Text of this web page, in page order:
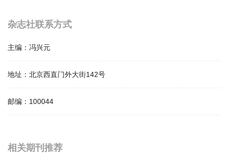
杂志社联系方式
主编： 冯兴元
地址： 北京西直门外大街142号
邮编： 100044
相关提问
相关期刊推荐